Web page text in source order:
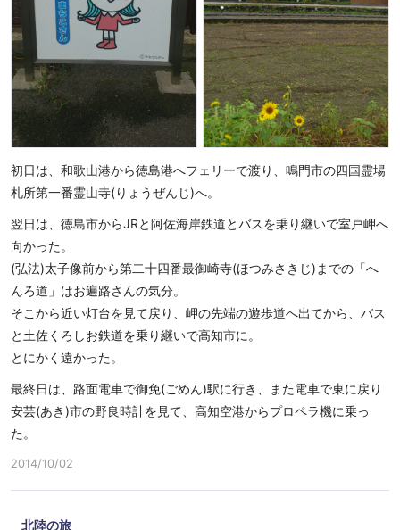
初日は、和歌山港から徳島港へフェリーで渡り、鳴門市の四国霊場
札所第一番霊山寺(りょうぜんじ)へ。
翌日は、徳島市からJRと阿佐海岸鉄道とバスを乗り継いで室戸岬へ
向かった。
(弘法)太子像前から第二十四番最御崎寺(ほつみさきじ)までの「へ
んろ道」はお遍路さんの気分。
そこから近い灯台を見て戻り、岬の先端の遊歩道へ出てから、バス
と土佐くろしお鉄道を乗り継いで高知市に。
とにかく遠かった。
最終日は、路面電車で御免(ごめん)駅に行き、また電車で東に戻り
安芸(あき)市の野良時計を見て、高知空港からプロペラ機に乗っ
た。
2014/10/02
北陸の旅